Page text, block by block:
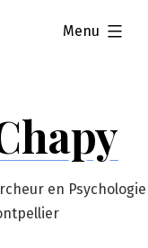
en Psychologie
Menu
expanded